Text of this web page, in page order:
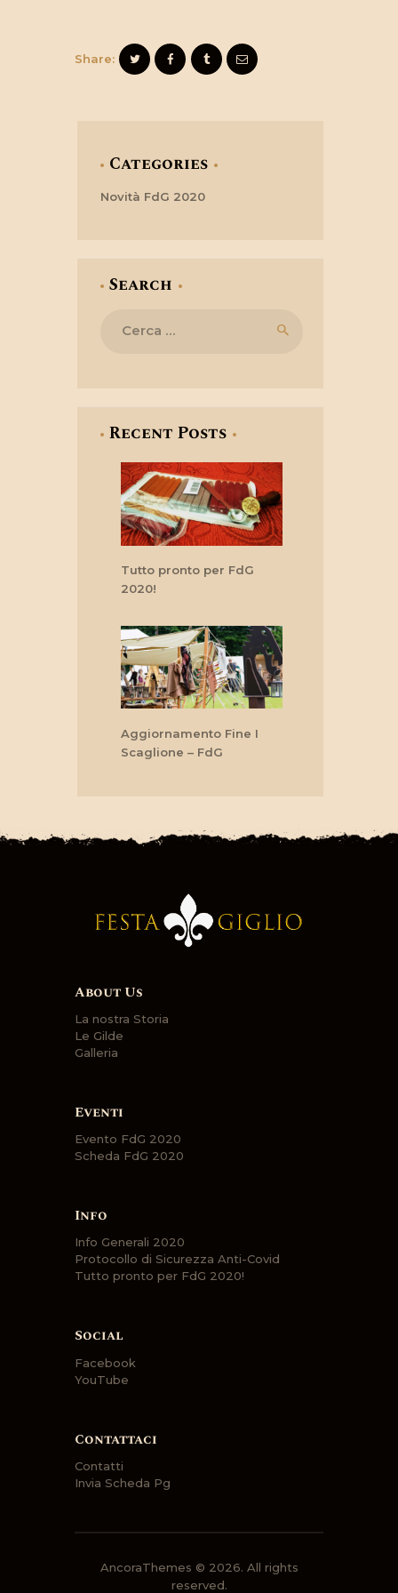
Share:
Categories
Novità FdG 2020
Search
per:
Recent Posts
Tutto pronto per FdG
2020!
Aggiornamento Fine I
Scaglione – FdG
About Us
La nostra Storia
Le Gilde
Galleria
Eventi
Evento FdG 2020
Scheda FdG 2020
Info
Info Generali 2020
Protocollo di Sicurezza Anti-Covid
Tutto pronto per FdG 2020!
Social
Facebook
YouTube
Contattaci
Contatti
Invia Scheda Pg
AncoraThemes © 2026. All rights
reserved.